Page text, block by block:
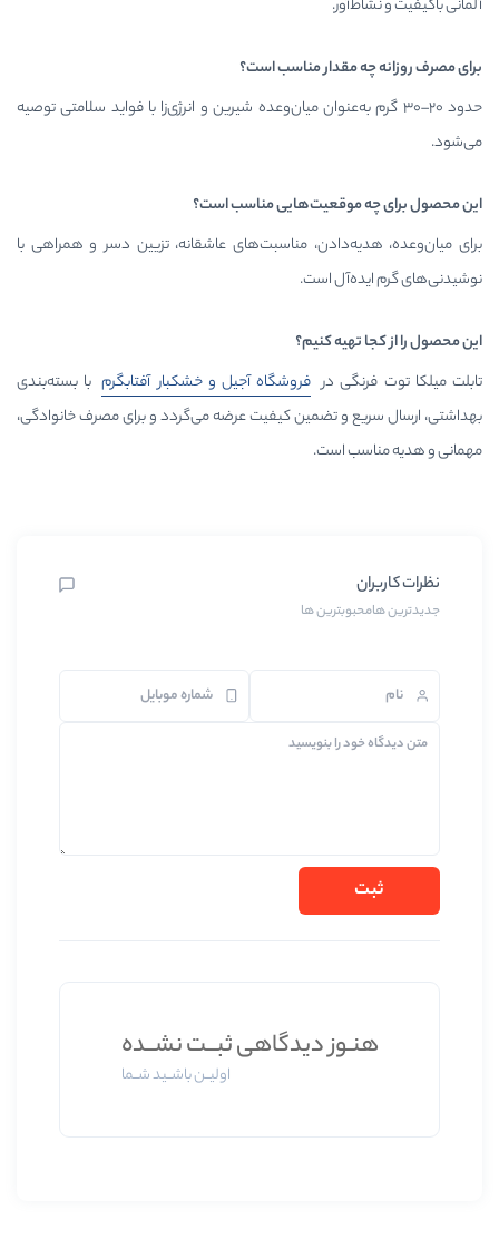
مناسب است؟
به‌عنوان میان‌وعده شیرین و انرژی‌زا با فواید سلامتی توصیه
مناسب است؟
مناسبت‌های عاشقانه، تزیین دسر و همراهی با
است.
کنیم؟
درفروشگاه آجیل و خشکبار آفتابگرمبا بسته‌بندی
کیفیت عرضه می‌گردد و برای مصرف خانوادگی،
دیدگاهی ثبــت نشــده